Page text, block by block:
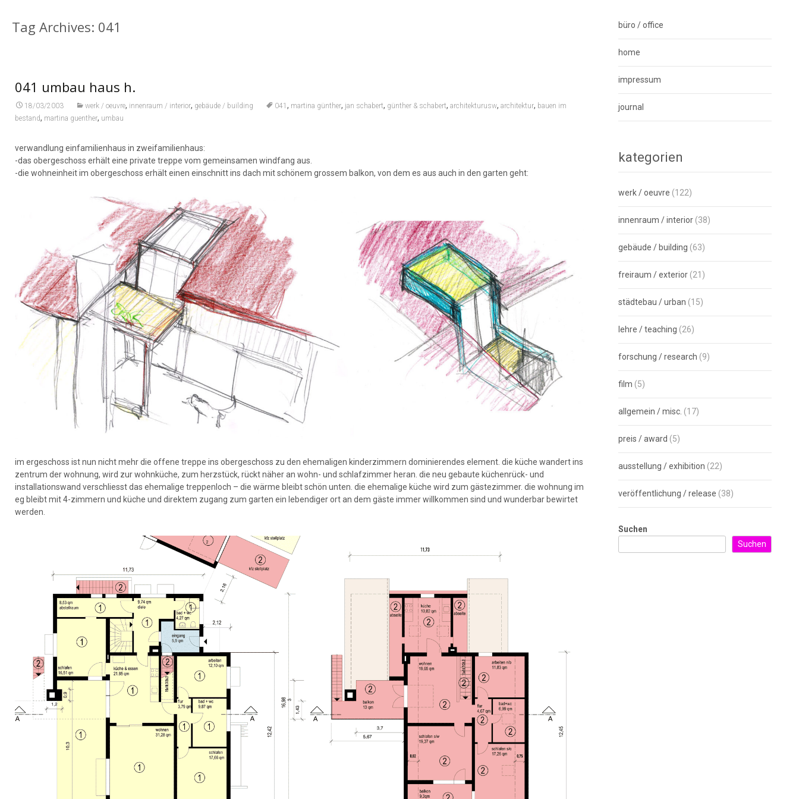
Tag Archives: 041
041 umbau haus h.
18/03/2003 werk / oeuvre, innenraum / interior, gebäude / building 041, martina günther, jan schabert, günther & schabert,architekturusw,architektur, bauen im
bestand, martina guenther, umbau
verwandlung einfamilienhaus in zweifamilienhaus:
-das obergeschoss erhält eine private treppe vom gemeinsamen windfang aus.
-die wohneinheit im obergeschoss erhält einen einschnitt ins dach mit schönem grossem balkon, von dem es aus auch in den garten geht:
im ergeschoss ist nun nicht mehr die offene treppe ins obergeschoss zu den ehemaligen kinderzimmern dominierendes element. die küche wandert ins
zentrum der wohnung, wird zur wohnküche, zum herzstück, rückt näher an wohn- und schlafzimmer heran. die neu gebaute küchenrück- und
installationswand verschliesst das ehemalige treppenloch – die wärme bleibt schön unten. die ehemalige küche wird zum gästezimmer. die wohnung im
eg bleibt mit 4-zimmern und küche und direktem zugang zum garten ein lebendiger ort an dem gäste immer willkommen sind und wunderbar bewirtet
werden.
büro / office
home
impressum
journal
kategorien
werk / oeuvre (122)
innenraum / interior (38)
gebäude / building (63)
freiraum / exterior (21)
städtebau / urban (15)
lehre / teaching (26)
forschung / research (9)
film (5)
allgemein / misc. (17)
preis / award (5)
ausstellung / exhibition (22)
veröffentlichung / release (38)
Suchen
Suchen